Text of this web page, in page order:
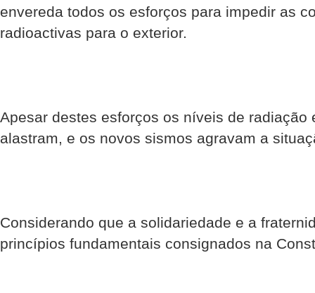
envereda todos os esforços para impedir as
radioactivas para o exterior.
Apesar destes esforços os níveis de radiação
alastram, e os novos sismos agravam a
Considerando que a solidariedade e a
princípios fundamentais consignados na